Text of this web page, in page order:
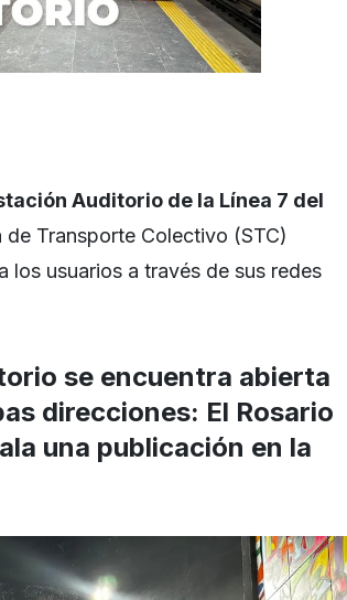
Auditorio de la Línea 7 del
de Transporte Colectivo (STC)
los usuarios a través de sus redes
se encuentra abierta
direcciones: El Rosario
una publicación en la